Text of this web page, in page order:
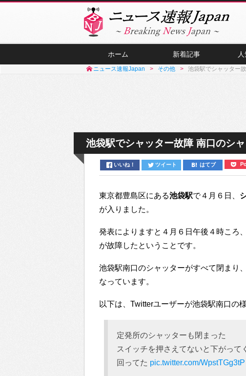
ホーム 新着記事
ニュース速報Japan その他 池袋駅でシャッター
池袋駅でシャッター故障 南口のシ
いいね！ ツイート はてブ
東京都豊島区にある池袋駅で４月６日、
が入りました。
発表によりますと４月６日午後４時ころ
が故障したということです。
池袋駅南口のシャッターがすべて閉まり
なっています。
以下は、Twitterユーザーが池袋駅南口の
定発所のシャッターも閉まった
スイッチを押さえてないと下がって
回ってた pic.twitter.com/WpstTGg3tP